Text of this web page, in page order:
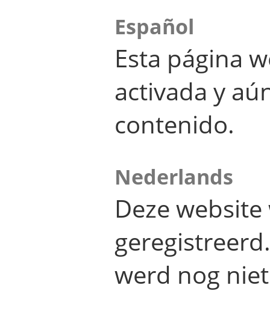
Español
Esta página
activada y
contenido.
Nederlands
Deze
werd nog